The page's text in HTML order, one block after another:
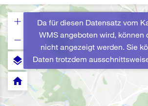
Da für diesen Datensatz vom
WMS angeboten wird, können
nicht angezeigt werden. Sie
Daten trotzdem
layers
home